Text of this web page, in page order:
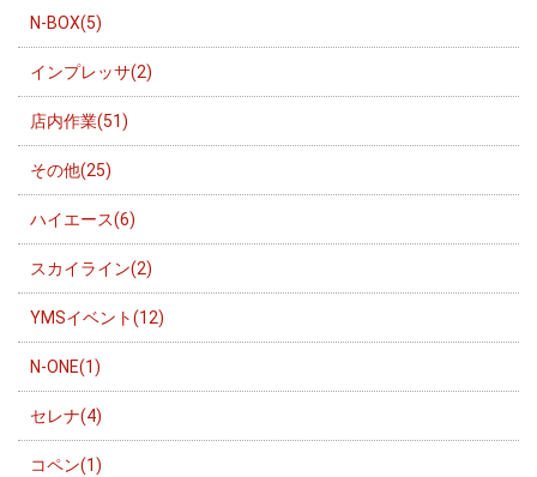
N-BOX(5)
インプレッサ(2)
店内作業(51)
その他(25)
ハイエース(6)
スカイライン(2)
YMSイベント(12)
N-ONE(1)
セレナ(4)
コペン(1)